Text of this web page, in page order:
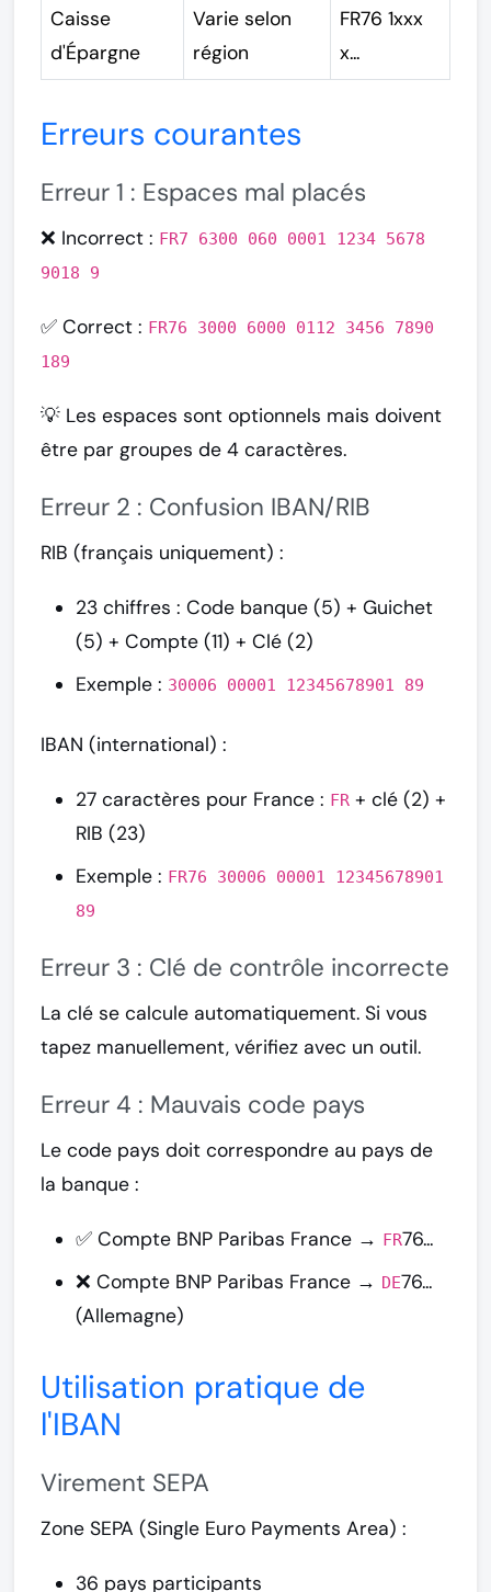
Caisse
d'Épargne
Varie selon
région
FR76 1xxx
x...
Erreurs courantes
Erreur 1 : Espaces mal placés
❌ Incorrect : FR7 6300 060 0001 1234 5678
9018 9
✅ Correct : FR76 3000 6000 0112 3456 7890
189
💡 Les espaces sont optionnels mais doivent
être par groupes de 4 caractères.
Erreur 2 : Confusion IBAN/RIB
RIB (français uniquement) :
23 chiffres : Code banque (5) + Guichet
(5) + Compte (11) + Clé (2)
Exemple : 30006 00001 12345678901 89
IBAN (international) :
27 caractères pour France : FR + clé (2) +
RIB (23)
Exemple : FR76 30006 00001 12345678901
89
Erreur 3 : Clé de contrôle incorrecte
La clé se calcule automatiquement. Si vous
tapez manuellement, vérifiez avec un outil.
Erreur 4 : Mauvais code pays
Le code pays doit correspondre au pays de
la banque :
✅ Compte BNP Paribas France → FR76...
❌ Compte BNP Paribas France → DE76...
(Allemagne)
Utilisation pratique de
l'IBAN
Virement SEPA
Zone SEPA (Single Euro Payments Area) :
36 pays participants